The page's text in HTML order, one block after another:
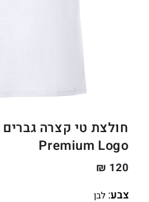
Premium Logo
₪ 120
צבע: לבן